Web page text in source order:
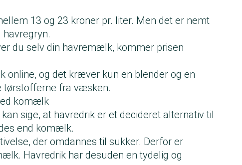
13 og 23 kroner pr. liter. Men det er nemt
du selv din havremælk, kommer prisen
online, og det kræver kun en blender og en
tørstofferne fra væsken.
komælk
sige, at havredrik er et decideret alternativ til
end komælk.
der omdannes til sukker. Derfor er
Havredrik har desuden en tydelig og